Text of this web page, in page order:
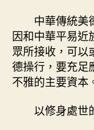
中華傳統美
因和中華平易近
眾所接收，可以
德操行，要充足
不雅的主要資本
以修身處世